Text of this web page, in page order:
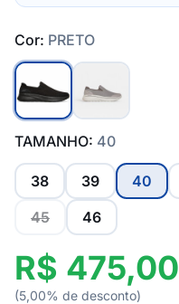
Cor: PRETO
TAMANHO: 40
38 39 40
45
46
R$ 475,00
(5,00% de desconto)